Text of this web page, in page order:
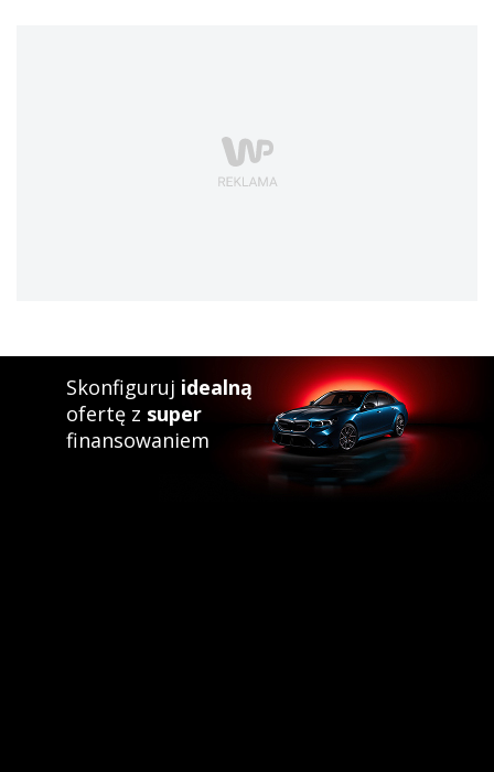
Skonfiguruj idealną
ofertę z super
finansowaniem